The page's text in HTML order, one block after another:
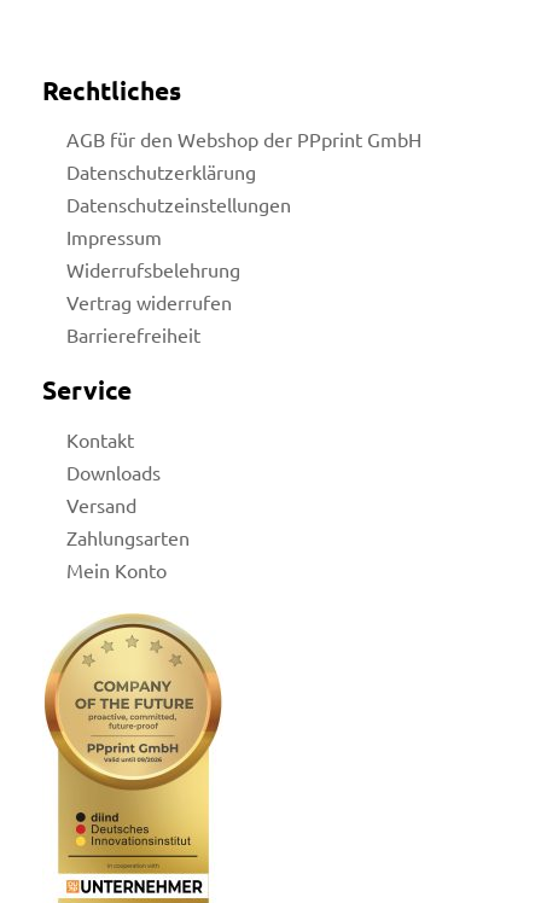
Rechtliches
AGB für den Webshop der PPprint GmbH
Datenschutzerklärung
Datenschutzeinstellungen
Impressum
Widerrufsbelehrung
Vertrag widerrufen
Barrierefreiheit
Service
Kontakt
Downloads
Versand
Zahlungsarten
Mein Konto